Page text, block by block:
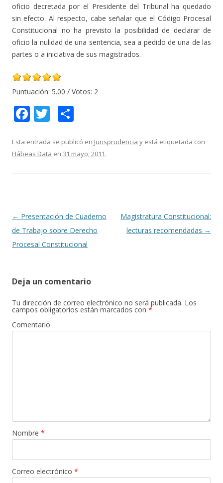
oficio decretada por el Presidente del Tribunal ha quedado
sin efecto. Al respecto, cabe señalar que el Código Procesal
Constitucional no ha previsto la posibilidad de declarar de
oficio la nulidad de una sentencia, sea a pedido de una de las
partes o a iniciativa de sus magistrados.
Puntuación: 5.00 / Votos: 2
F
e
b
k
T
itt
er
m
p
r
Esta entrada se publicó en Jurisprudencia y está etiquetada con
Hábeas Data en 31 mayo, 2011.
Navegación
de
entradas
← Presentación de Cuaderno
de Trabajo sobre Derecho
Procesal Constitucional
Magistratura Constitucional:
lecturas recomendadas →
Deja un comentario
Tu dirección de correo electrónico no será publicada. Los
campos obligatorios están marcados con *
Comentario
Nombre *
Correo electrónico *